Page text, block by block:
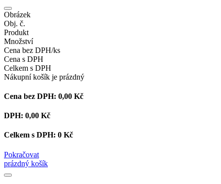
Obrázek
Obj. č.
Produkt
Množství
Cena bez DPH/ks
Cena s DPH
Celkem s DPH
Nákupní košík je prázdný
Cena bez DPH: 0,00 Kč
DPH: 0,00 Kč
Celkem s DPH: 0 Kč
Pokračovat
prázdný košík